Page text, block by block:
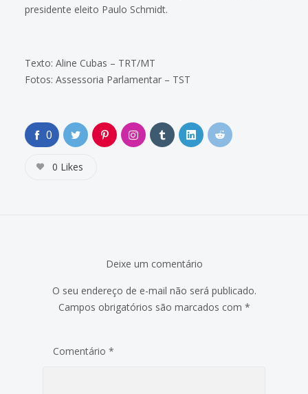
presidente eleito Paulo Schmidt.
Texto: Aline Cubas – TRT/MT
Fotos: Assessoria Parlamentar – TST
0
0 Likes
Deixe um comentário
O seu endereço de e-mail não será publicado.
Campos obrigatórios são marcados com *
Comentário *